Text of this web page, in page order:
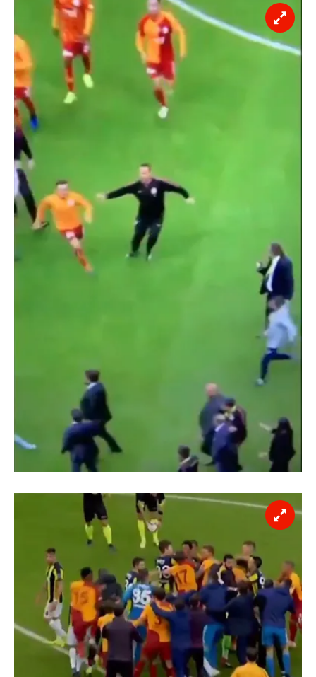
Çerezlere ilişkin tercihlerinizi aşağıda yer alan panel
vasıtasıyla belirleyebilirsiniz. Çerezlere ilişkin detaylı bilgi
için Ayarlar butonuna tıklayabilir, Çerez Bilgilendirme
Metnimizi
ziyaret edebilirsiniz.
6698 sayılı Kişisel Verilerin Korunması Kanunu uyarınca
hazırlanmış Aydınlatma Metnimizi okumak ve sitemizde
ilgili mevzuata uygun olarak kullanılan çerezlerle ilgili bilgi
almak için lütfen